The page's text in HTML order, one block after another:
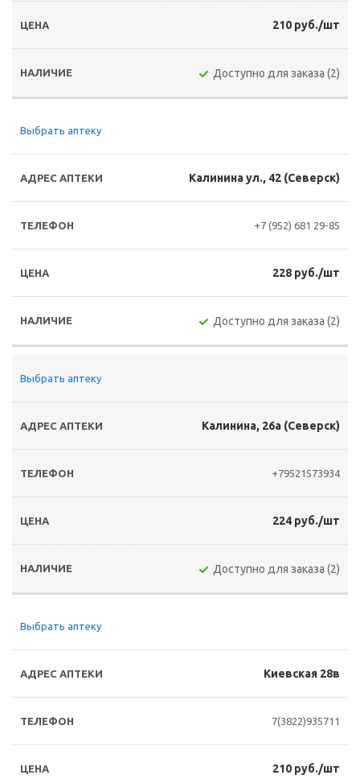
210 руб./шт
Доступно для заказа (2)
Выбрать аптеку
Калинина ул., 42 (Северск)
+7 (952) 681 29-85
228 руб./шт
Доступно для заказа (2)
Выбрать аптеку
Калинина, 26а (Северск)
+79521573934
224 руб./шт
Доступно для заказа (2)
Выбрать аптеку
Киевская 28в
7(3822)935711
210 руб./шт